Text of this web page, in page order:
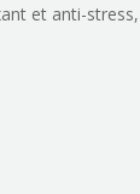
et anti-stress,